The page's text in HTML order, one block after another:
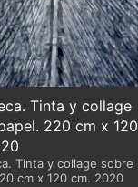
Tinta y collage
220 cm x 120
Tinta y collage sobre
cm x 120 cm. 2020